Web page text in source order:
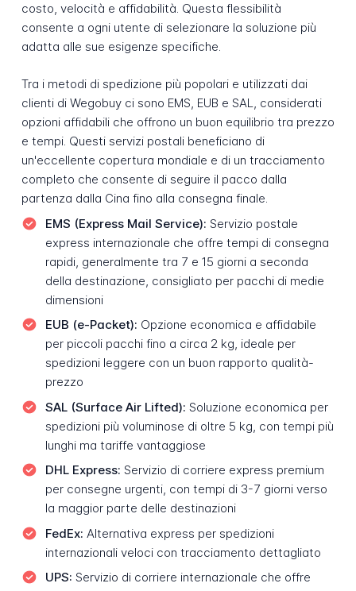
costo, velocità e affidabilità. Questa flessibilità
consente a ogni utente di selezionare la soluzione più
adatta alle sue esigenze specifiche.
Tra i metodi di spedizione più popolari e utilizzati dai
clienti di Wegobuy ci sono EMS, EUB e SAL, considerati
opzioni affidabili che offrono un buon equilibrio tra prezzo
e tempi. Questi servizi postali beneficiano di
un'eccellente copertura mondiale e di un tracciamento
completo che consente di seguire il pacco dalla
partenza dalla Cina fino alla consegna finale.
EMS (Express Mail Service): Servizio postale
express internazionale che offre tempi di consegna
rapidi, generalmente tra 7 e 15 giorni a seconda
della destinazione, consigliato per pacchi di medie
dimensioni
EUB (e-Packet): Opzione economica e affidabile
per piccoli pacchi fino a circa 2 kg, ideale per
spedizioni leggere con un buon rapporto qualità-
prezzo
SAL (Surface Air Lifted): Soluzione economica per
spedizioni più voluminose di oltre 5 kg, con tempi più
lunghi ma tariffe vantaggiose
DHL Express: Servizio di corriere express premium
per consegne urgenti, con tempi di 3-7 giorni verso
la maggior parte delle destinazioni
FedEx: Alternativa express per spedizioni
internazionali veloci con tracciamento dettagliato
UPS: Servizio di corriere internazionale che offre